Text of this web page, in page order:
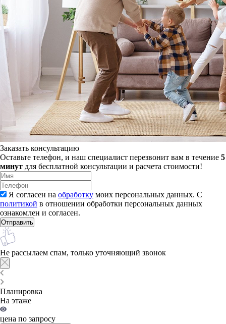
Заказать консультацию
Оставьте телефон, и наш специалист перезвонит вам в течение 5
минут для бесплатной консультации и расчета стоимости!
Я согласен на обработку моих персональных данных. С
политикой в отношении обработки персональных данных
ознакомлен и согласен.
Не рассылаем спам, только уточняющий звонок
Планировка
На этаже
цена по запросу